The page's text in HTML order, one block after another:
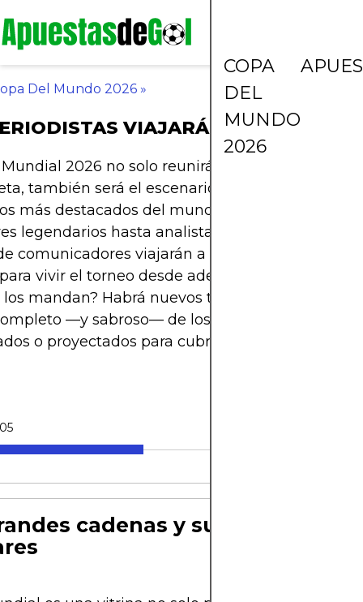
COPA
DEL
MUNDO
2026
Del Mundo 2026 »
VIAJARÁN AL MUNDIAL
2026 no solo reunirá a las mejores
también será el escenario de lujo para los
más destacados del mundo hispanohablante.
legendarios hasta analistas virales de redes
comunicadores viajarán a Estados Unidos,
vivir el torneo desde adentro. Quiénes son?
mandan? Habrá nuevos talentos? Te
—y sabroso— de los periodistas que ya
o proyectados para cubrir el evento más
cadenas y sus enviados